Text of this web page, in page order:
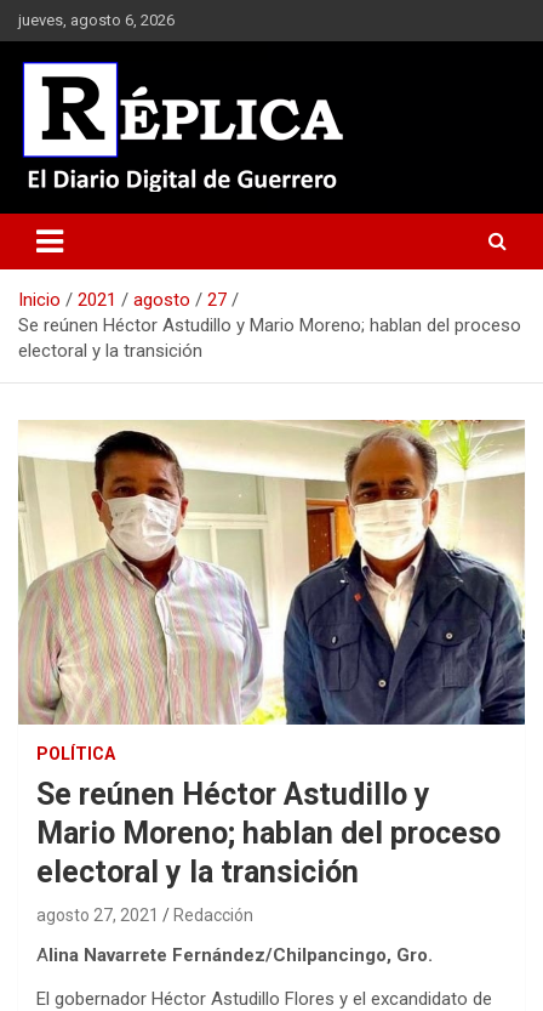
Saltar
al
contenido
jueves, agosto 6, 2026
Réplica
Inicio 2021 agosto
27
Se reúnen Héctor Astudillo y Mario Moreno; hablan del proceso
electoral y la transición
POLÍTICA
Se reúnen Héctor Astudillo y
Mario Moreno; hablan del proceso
electoral y la transición
agosto 27, 2021 Redacción
Alina Navarrete Fernández/Chilpancingo, Gro.
El gobernador Héctor Astudillo Flores y el excandidato de